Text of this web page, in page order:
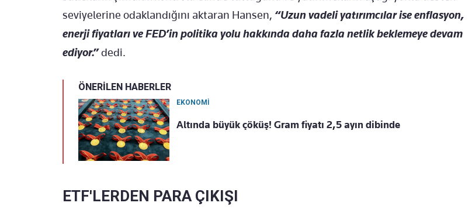
seviyelerine odaklandığını aktaran Hansen, “Uzun vadeli yatırımcılar ise enflasyon,
enerji fiyatları ve FED’in politika yolu hakkında daha fazla netlik beklemeye devam
ediyor.”dedi.
ÖNERİLEN HABERLER
EKONOMİ
Altında büyük çöküş! Gram fiyatı 2,5 ayın dibinde
ETF'LERDEN PARA ÇIKIŞI